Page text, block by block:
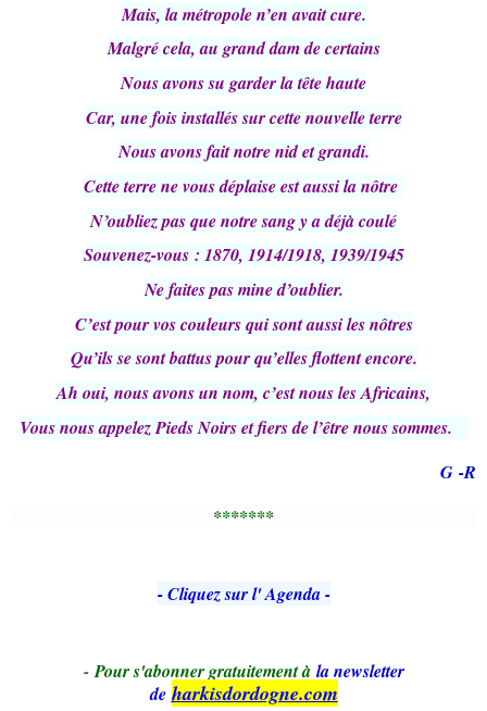
Mais, la métropole n’en avait cure.
Malgré cela, au grand dam de certains
Nous avons su garder la tête haute
Car, une fois installés sur cette nouvelle terre
Nous avons fait notre nid et grandi.
Cette terre ne vous déplaise est aussi la nôtre
N’oubliez pas que notre sang y a déjà coulé
Souvenez-vous : 1870, 1914/1918, 1939/1945
Ne faites pas mine d’oublier.
C’est pour vos couleurs qui sont aussi les nôtres
Qu’ils se sont battus pour qu’elles flottent encore.
Ah oui, nous avons un nom, c’est nous les Africains,
Vous nous appelez Pieds Noirs et fiers de l’être nous sommes.
G -R
*******
- Cliquez sur l' Agenda -
- Pour s'abonner gratuitement à la newsletter
de harkisdordogne.com